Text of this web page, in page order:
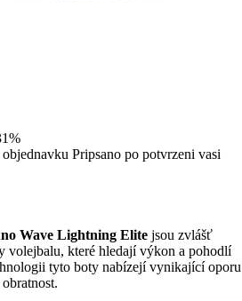
Pripsano po potvrzeni vasi
Wave Lightning Elite jsou zvlášť
volejbalu, které hledají výkon a pohodlí
tyto boty nabízejí vynikající oporu